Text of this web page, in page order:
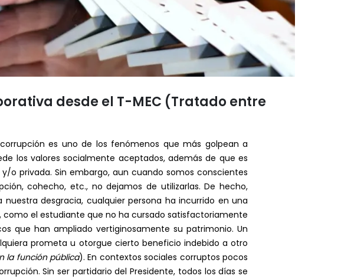
desde el T-MEC (Tratado entre
es uno de los fenómenos que más golpean a
los valores socialmente aceptados, además de que es
o privada. Sin embargo, aun cuando somos conscientes
cohecho, etc., no dejamos de utilizarlas. De hecho,
desgracia, cualquier persona ha incurrido en una
el estudiante que no ha cursado satisfactoriamente
que han ampliado vertiginosamente su patrimonio. Un
prometa u otorgue cierto beneficio indebido a otro
la función pública). En contextos sociales corruptos pocos
Sin ser partidario del Presidente, todos los días se